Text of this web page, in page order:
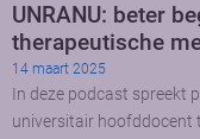
UNRANU: beter
therapeutische
14 maart 2025
In deze podcast spreekt
universitair hoofddocent